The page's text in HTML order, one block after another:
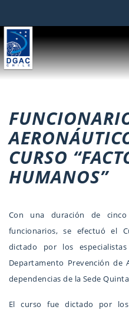
CURSO
HUMANOS”
Con una duración de
funcionarios, se efectuó el
dictado por los
Departamento Prevención de
dependencias de la Sede
El curso fue dictado por los